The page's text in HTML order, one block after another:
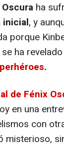
ha
inicial, y
porque
ha
.
de Fénix
en una
con
misterioso,